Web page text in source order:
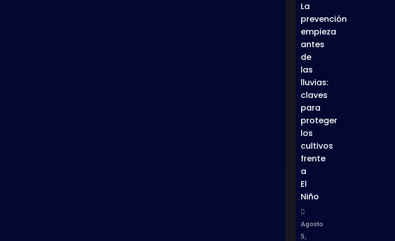
La
prevención
empieza
antes
de
las
lluvias:
claves
para
proteger
los
cultivos
frente
a
El
Niño
Agosto
5,